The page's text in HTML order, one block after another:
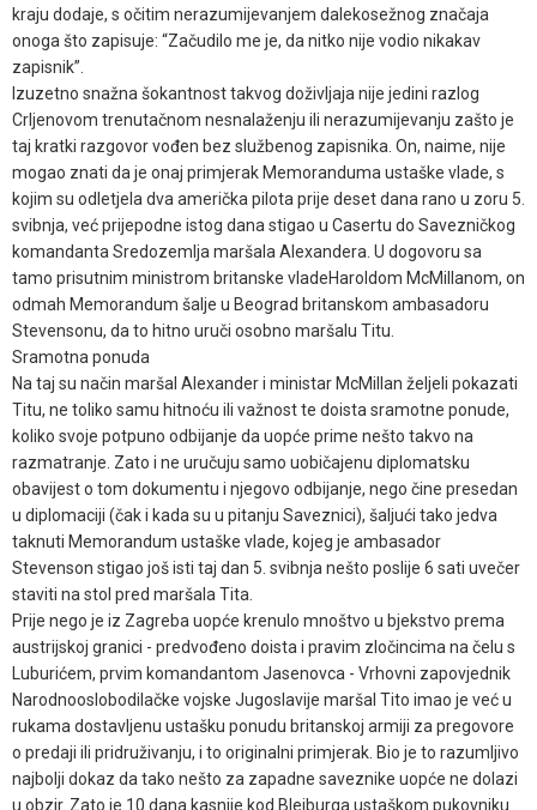
kraju dodaje, s očitim nerazumijevanjem dalekosežnog značaja
onoga što zapisuje: “Začudilo me je, da nitko nije vodio nikakav
zapisnik”.
Izuzetno snažna šokantnost takvog doživljaja nije jedini razlog
Crljenovom trenutačnom nesnalaženju ili nerazumijevanju zašto je
taj kratki razgovor vođen bez službenog zapisnika. On, naime, nije
mogao znati da je onaj primjerak Memoranduma ustaške vlade, s
kojim su odletjela dva američka pilota prije deset dana rano u zoru 5.
svibnja, već prijepodne istog dana stigao u Casertu do Savezničkog
komandanta Sredozemlja maršala Alexandera. U dogovoru sa
tamo prisutnim ministrom britanske vladeHaroldom McMillanom, on
odmah Memorandum šalje u Beograd britanskom ambasadoru
Stevensonu, da to hitno uruči osobno maršalu Titu.
Sramotna ponuda
Na taj su način maršal Alexander i ministar McMillan željeli pokazati
Titu, ne toliko samu hitnoću ili važnost te doista sramotne ponude,
koliko svoje potpuno odbijanje da uopće prime nešto takvo na
razmatranje. Zato i ne uručuju samo uobičajenu diplomatsku
obavijest o tom dokumentu i njegovo odbijanje, nego čine presedan
u diplomaciji (čak i kada su u pitanju Saveznici), šaljući tako jedva
taknuti Memorandum ustaške vlade, kojeg je ambasador
Stevenson stigao još isti taj dan 5. svibnja nešto poslije 6 sati uvečer
staviti na stol pred maršala Tita.
Prije nego je iz Zagreba uopće krenulo mnoštvo u bjekstvo prema
austrijskoj granici - predvođeno doista i pravim zločincima na čelu s
Luburićem, prvim komandantom Jasenovca - Vrhovni zapovjednik
Narodnooslobodilačke vojske Jugoslavije maršal Tito imao je već u
rukama dostavljenu ustašku ponudu britanskoj armiji za pregovore
o predaji ili pridruživanju, i to originalni primjerak. Bio je to razumljivo
najbolji dokaz da tako nešto za zapadne saveznike uopće ne dolazi
u obzir. Zato je 10 dana kasnije kod Bleiburga ustaškom pukovniku